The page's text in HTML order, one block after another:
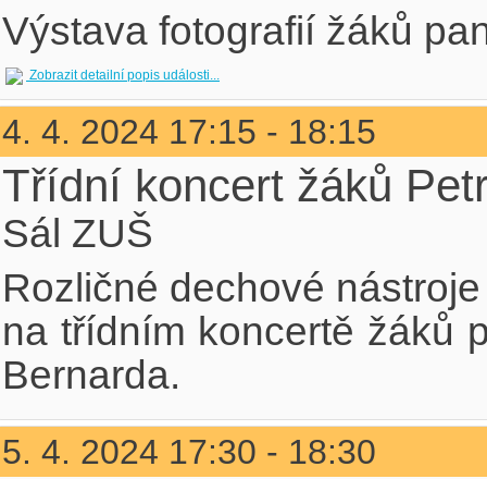
Výstava fotografií žáků
Zobrazit detailní popis události...
4. 4. 2024 17:15 - 18:15
Třídní koncert žáků
Sál ZUŠ
Rozličné dechové
na třídním koncertě žáků
Bernarda.
5. 4. 2024 17:30 - 18:30